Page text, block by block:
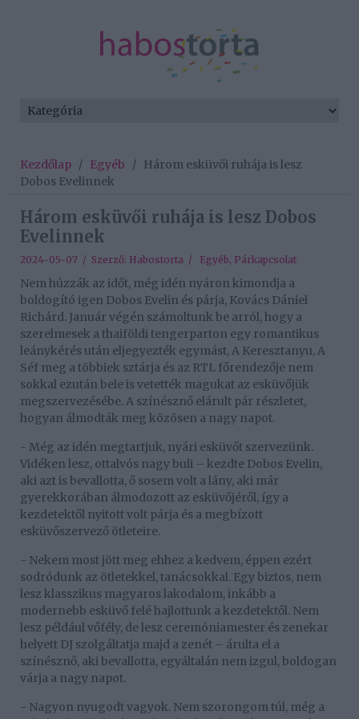
Kezdőlap / Egyéb / Három esküvői ruhája is lesz
Dobos Evelinnek
Három esküvői ruhája is lesz Dobos
Evelinnek
2024-05-07 / Szerző: Habostorta / Egyéb, Párkapcsolat
Nem húzzák az időt, még idén nyáron kimondja a
boldogító igen Dobos Evelin és párja, Kovács Dániel
Richárd. Január végén számoltunk be arról, hogy a
szerelmesek a thaiföldi tengerparton egy romantikus
leánykérés után eljegyezték egymást, A Keresztanyu, A
Séf meg a többiek sztárja és az RTL főrendezője nem
sokkal ezután bele is vetették magukat az esküvőjük
megszervezésébe. A színésznő elárult pár részletet,
hogyan álmodták meg közösen a nagy napot.
- Még az idén megtartjuk, nyári esküvőt szervezünk.
Vidéken lesz, ottalvós nagy buli – kezdte Dobos Evelin,
aki azt is bevallotta, ő sosem volt a lány, aki már
gyerekkorában álmodozott az esküvőjéről, így a
kezdetektől nyitott volt párja és a megbízott
esküvőszervező ötleteire.
- Nekem most jött meg ehhez a kedvem, éppen ezért
sodródunk az ötletekkel, tanácsokkal. Egy biztos, nem
lesz klasszikus magyaros lakodalom, inkább a
modernebb esküvő felé hajlottunk a kezdetektől. Nem
lesz például vőfély, de lesz ceremóniamester és zenekar
helyett DJ szolgáltatja majd a zenét – árulta el a
színésznő, aki bevallotta, egyáltalán nem izgul, boldogan
várja a nagy napot.
- Nagyon nyugodt vagyok. Nem szorongom túl, még a